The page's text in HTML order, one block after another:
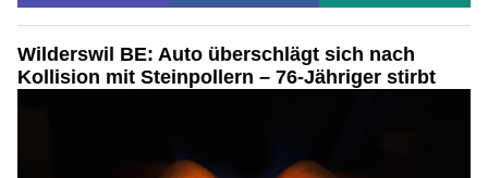
Wilderswil BE: Auto überschlägt sich nach
Kollision mit Steinpollern – 76-Jähriger stirbt